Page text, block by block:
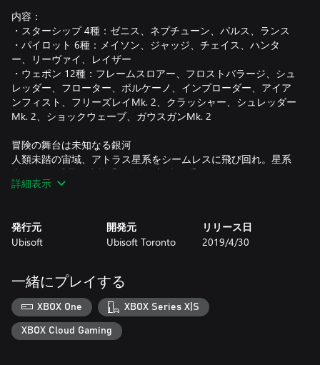
内容：
・スターシップ 4種：ゼニス、ネプチューン、パルス、ランス
・パイロット 6種：メイソン、ジャッジ、チェイス、ハンタ
ー、リーヴァイ、レイザー
・ウェポン 12種：フレームスロアー、フロストバラージ、シュ
レッダー、フローター、ボルケーノ、インプローダー、アイア
ンフィスト、フリーズレイMk. 2、クラッシャー、シュレッダー
Mk. 2、ショックウェーブ、ガウスガンMk. 2
冒険の舞台は未知なる銀河
人類未踏の宙域、アトラス星系をシームレスに飛び回れ。星系
内、7つの惑星の生態系や自然の調査も重要な任務だ。
は自由自在。夢の機体を組み上げて敵を撃破せよ！
改造パーツによるスターシップやウェポンの強化、パイロット
アビリティーの解放、そしてゲーム内に登場する各ファクショ
ンとの同盟など、奥深いゲームプレイを体験できる。
詳細表示
発行元
Ubisoft
開発元
Ubisoft Toronto
リリース日
2019/4/30
一緒にプレイする
XBOX One XBOX Series X|S
XBOX Cloud Gaming